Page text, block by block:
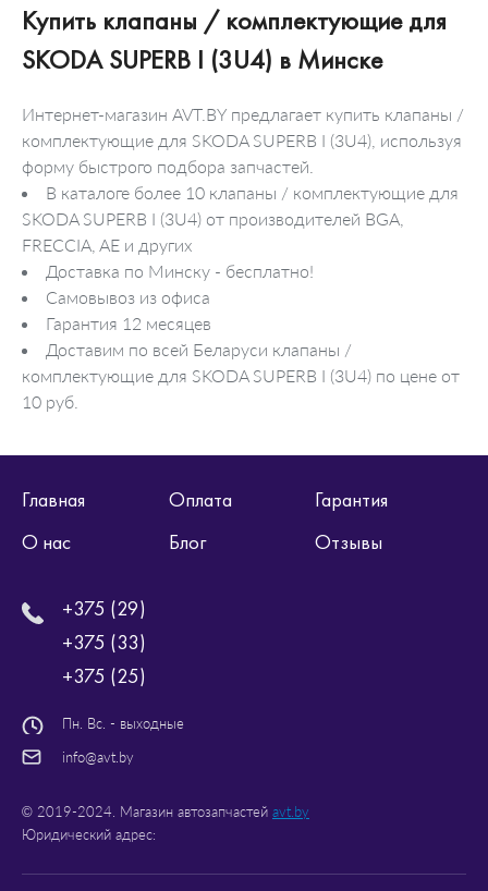
Купить клапаны / комплектующие для
SKODA SUPERB I (3U4) в Минске
Интернет-магазин AVT.BY предлагает купить клапаны /
комплектующие для SKODA SUPERB I (3U4), используя
форму быстрого подбора запчастей.
В каталоге более 10 клапаны / комплектующие для
SKODA SUPERB I (3U4) от производителей BGA,
FRECCIA, AE и других
Доставка по Минску - бесплатно!
Самовывоз из офиса
Гарантия 12 месяцев
Доставим по всей Беларуси клапаны /
комплектующие для SKODA SUPERB I (3U4) по цене от
10 руб.
Главная Оплата
Гарантия
О нас
Блог Отзывы
+375 (29)
+375 (33)
+375 (25)
Пн. Вс. - выходные
info@avt.by
© 2019-2024. Магазин автозапчастей avt.by
Юридический адрес: